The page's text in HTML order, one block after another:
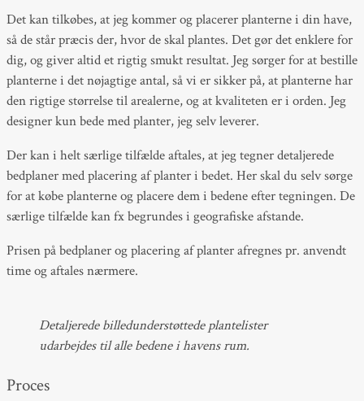
Det kan tilkøbes, at jeg kommer og placerer planterne i din have,
så de står præcis der, hvor de skal plantes. Det gør det enklere for
dig, og giver altid et rigtig smukt resultat. Jeg sørger for at bestille
planterne i det nøjagtige antal, så vi er sikker på, at planterne har
den rigtige størrelse til arealerne, og at kvaliteten er i orden. Jeg
designer kun bede med planter, jeg selv leverer.
Der kan i helt særlige tilfælde aftales, at jeg tegner detaljerede
bedplaner med placering af planter i bedet. Her skal du selv sørge
for at købe planterne og placere dem i bedene efter tegningen. De
særlige tilfælde kan fx begrundes i geografiske afstande.
Prisen på bedplaner og placering af planter afregnes pr. anvendt
time og aftales nærmere.
Detaljerede billedunderstøttede plantelister
udarbejdes til alle bedene i havens rum.
Proces